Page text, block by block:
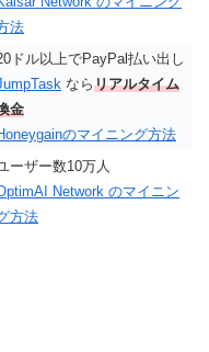
法
ドル以上でPayPal払い出し
ならリアルタイム
金
のマイニング方法
ーザー数10万人
Network のマイニン
方法